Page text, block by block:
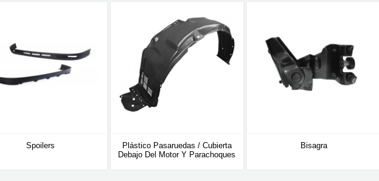
Spoilers
Plástico Pasaruedas / Cubierta
Debajo Del Motor Y Parachoques
Bisagra